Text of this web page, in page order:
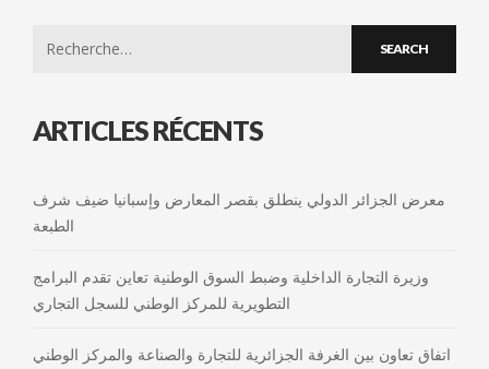
Search
ARTICLES RÉCENTS
معرض الجزائر الدولي ينطلق بقصر المعارض وإسبانيا ضيف شرف
الطبعة
وزيرة التجارة الداخلية وضبط السوق الوطنية تعاين تقدم البرامج
التطويرية للمركز الوطني للسجل التجاري
اتفاق تعاون بين الغرفة الجزائرية للتجارة والصناعة والمركز الوطني